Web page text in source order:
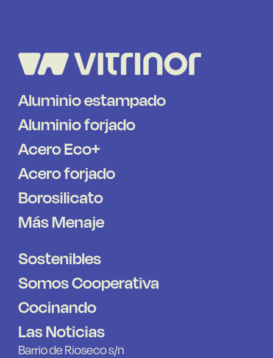
Aluminio estampado
Aluminio forjado
Acero Eco+
Acero forjado
Borosilicato
Más Menaje
Sostenibles
Somos Cooperativa
Cocinando
Las Noticias
Barrio de Rioseco s/n